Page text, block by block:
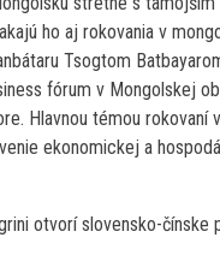
ho aj rokovania v
Tsogtom
fórum v Mongolskej
Hlavnou témou rokovaní
ekonomickej a
otvorí slovensko-čínske